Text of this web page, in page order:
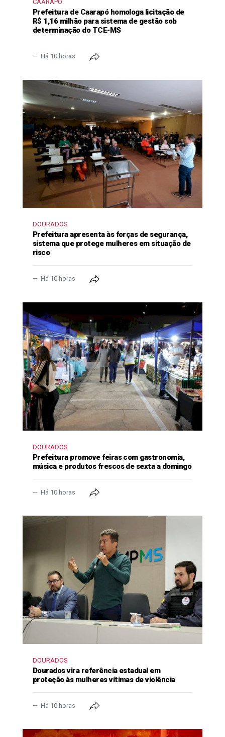
CAARAPÓ
Prefeitura de Caarapó homologa licitação de
R$ 1,16 milhão para sistema de gestão sob
determinação do TCE-MS
Há 10 horas
DOURADOS
Prefeitura apresenta às forças de segurança,
sistema que protege mulheres em situação de
risco
Há 10 horas
DOURADOS
Prefeitura promove feiras com gastronomia,
música e produtos frescos de sexta a domingo
Há 10 horas
DOURADOS
Dourados vira referência estadual em
proteção às mulheres vítimas de violência
Há 10 horas